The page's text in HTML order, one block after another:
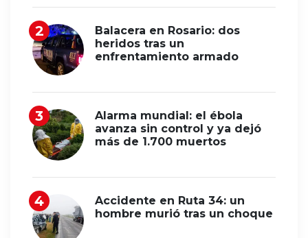
Balacera en Rosario: dos
heridos tras un
enfrentamiento armado
Alarma mundial: el ébola
avanza sin control y ya dejó
más de 1.700 muertos
Accidente en Ruta 34: un
hombre murió tras un choque